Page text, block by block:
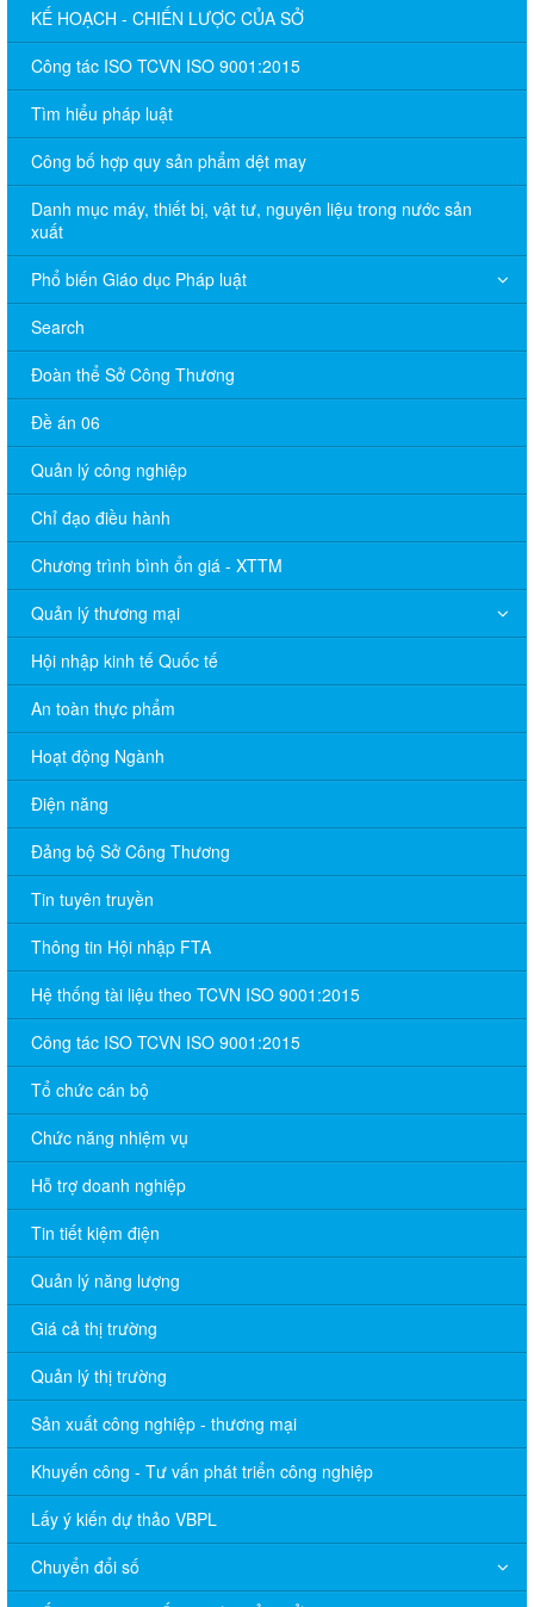
KẾ HOẠCH - CHIẾN LƯỢC CỦA SỞ
Công tác ISO TCVN ISO 9001:2015
Tìm hiểu pháp luật
Công bố hợp quy sản phẩm dệt may
Danh mục máy, thiết bị, vật tư, nguyên liệu trong nước sản
xuất
Phổ biến Giáo dục Pháp luật
Search
Đoàn thể Sở Công Thương
Đề án 06
Quản lý công nghiệp
Chỉ đạo điều hành
Chương trình bình ổn giá - XTTM
Quản lý thương mại
Hội nhập kinh tế Quốc tế
An toàn thực phẩm
Hoạt động Ngành
Điện năng
Đảng bộ Sở Công Thương
Tin tuyên truyền
Thông tin Hội nhập FTA
Hệ thống tài liệu theo TCVN ISO 9001:2015
Công tác ISO TCVN ISO 9001:2015
Tổ chức cán bộ
Chức năng nhiệm vụ
Hỗ trợ doanh nghiệp
Tin tiết kiệm điện
Quản lý năng lượng
Giá cả thị trường
Quản lý thị trường
Sản xuất công nghiệp - thương mại
Khuyến công - Tư vấn phát triển công nghiệp
Lấy ý kiến dự thảo VBPL
Chuyển đổi số